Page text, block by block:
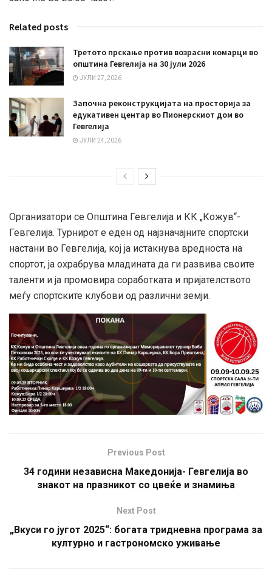
Related posts
Третото прскање против возрасни комарци во
општина Гевгелија на 30 јули 2026
ЈУЛИ 27, 2026
Започна реконструкцијата на просторија за
едукативен центар во Пионерскиот дом во
Гевгелија
ЈУЛИ 24, 2026
Организатори се Општина Гевгелија и КК „Кожув“-
Гевгелија. Турнирот е еден од најзначајните спортски
настани во Гевгелија, кој ја истакнува вредноста на
спортот, ја охрабрува младината да ги развива своите
таленти и ја промовира соработката и пријателството
меѓу спортските клубови од различни земји.
Previous Post
34 години независна Македонија- Гевгелија во
знакот на празникот со цвеќе и знамиња
Next Post
„Вкуси го југот 2025“: богата тридневна програма за
културно и гастрономско уживање